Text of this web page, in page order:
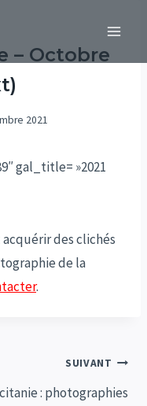
– Octobre
2021
gal_title= »2021
acquérir des clichés
de la
.
SUIVANT
: photographies